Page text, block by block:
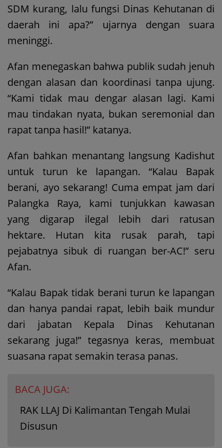
SDM kurang, lalu fungsi Dinas Kehutanan di
daerah ini apa?” ujarnya dengan suara
meninggi.
Afan menegaskan bahwa publik sudah jenuh
dengan alasan dan koordinasi tanpa ujung.
“Kami tidak mau dengar alasan lagi. Kami
mau tindakan nyata, bukan seremonial dan
rapat tanpa hasil!” katanya.
Afan bahkan menantang langsung Kadishut
untuk turun ke lapangan. “Kalau Bapak
berani, ayo sekarang! Cuma empat jam dari
Palangka Raya, kami tunjukkan kawasan
yang digarap ilegal lebih dari ratusan
hektare. Hutan kita rusak parah, tapi
pejabatnya sibuk di ruangan ber-AC!” seru
Afan.
“Kalau Bapak tidak berani turun ke lapangan
dan hanya pandai rapat, lebih baik mundur
dari jabatan Kepala Dinas Kehutanan
sekarang juga!” tegasnya keras, membuat
suasana rapat semakin terasa panas.
BACA JUGA:
RAK LLAJ Di Kalimantan Tengah Mulai
Disusun